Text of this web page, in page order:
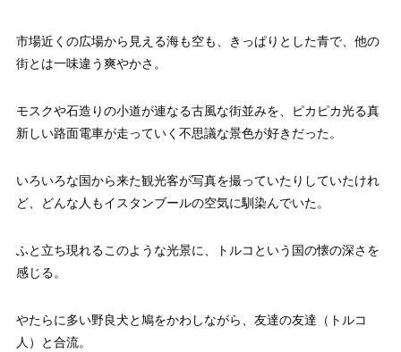
市場近くの広場から見える海も空も、きっぱりとした青で、他の
街とは一味違う爽やかさ。
モスクや石造りの小道が連なる古風な街並みを、ピカピカ光る真
新しい路面電車が走っていく不思議な景色が好きだった。
いろいろな国から来た観光客が写真を撮っていたりしていたけれ
ど、どんな人もイスタンブールの空気に馴染んでいた。
ふと立ち現れるこのような光景に、トルコという国の懐の深さを
感じる。
やたらに多い野良犬と鳩をかわしながら、友達の友達（トルコ
人）と合流。